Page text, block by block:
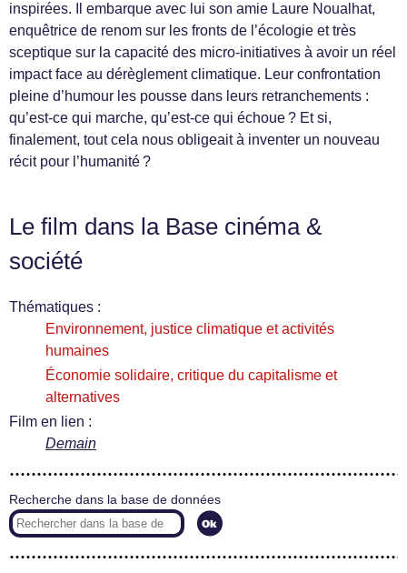
inspirées. Il embarque avec lui son amie Laure Noualhat,
enquêtrice de renom sur les fronts de l’écologie et très
sceptique sur la capacité des micro-initiatives à avoir un réel
impact face au dérèglement climatique. Leur confrontation
pleine d’humour les pousse dans leurs retranchements :
qu’est-ce qui marche, qu’est-ce qui échoue ? Et si,
finalement, tout cela nous obligeait à inventer un nouveau
récit pour l’humanité ?
Le film dans la Base cinéma &
société
Thématiques :
Environnement, justice climatique et activités
humaines
Économie solidaire, critique du capitalisme et
alternatives
Film en lien :
Demain
Recherche dans la base de données